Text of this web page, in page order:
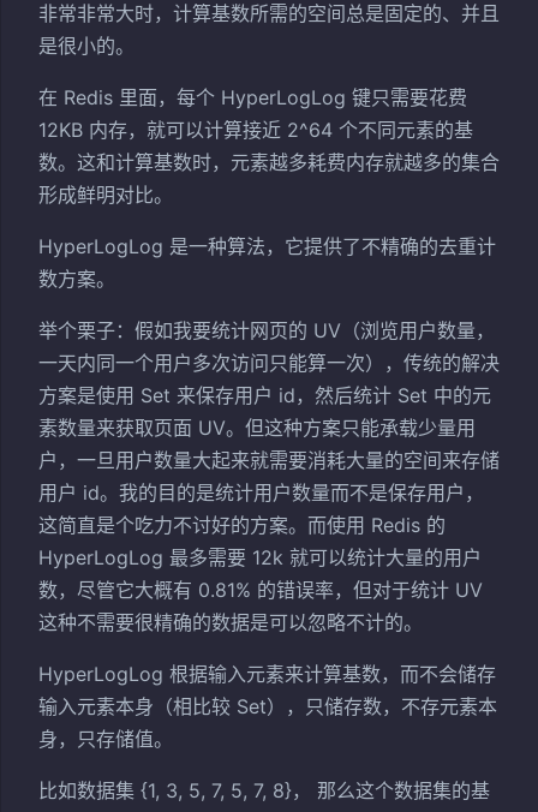
非常非常大时，计算基数所需的空间总是固定的、并且
是很小的。
在 Redis 里面，每个 HyperLogLog 键只需要花费
12KB 内存，就可以计算接近 2^64 个不同元素的基
数。这和计算基数时，元素越多耗费内存就越多的集合
形成鲜明对比。
HyperLogLog 是一种算法，它提供了不精确的去重计
数方案。
举个栗子：假如我要统计网页的 UV（浏览用户数量，
一天内同一个用户多次访问只能算一次），传统的解决
方案是使用 Set 来保存用户 id，然后统计 Set 中的元
素数量来获取页面 UV。但这种方案只能承载少量用
户，一旦用户数量大起来就需要消耗大量的空间来存储
用户 id。我的目的是统计用户数量而不是保存用户，
这简直是个吃力不讨好的方案。而使用 Redis 的
HyperLogLog 最多需要 12k 就可以统计大量的用户
数，尽管它大概有 0.81% 的错误率，但对于统计 UV
这种不需要很精确的数据是可以忽略不计的。
HyperLogLog 根据输入元素来计算基数，而不会储存
输入元素本身（相比较 Set），只储存数，不存元素本
身，只存储值。
比如数据集 {1, 3, 5, 7, 5, 7, 8}， 那么这个数据集的基